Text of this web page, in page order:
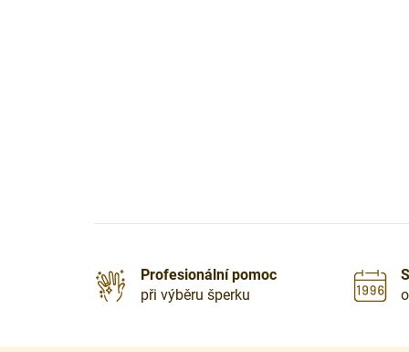
Profesionální pomoc
při výběru šperku